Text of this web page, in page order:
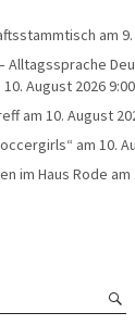
am
Alltagssprache
10. August 2026 9:00
am 10. August
am 10.
im Haus Rode am